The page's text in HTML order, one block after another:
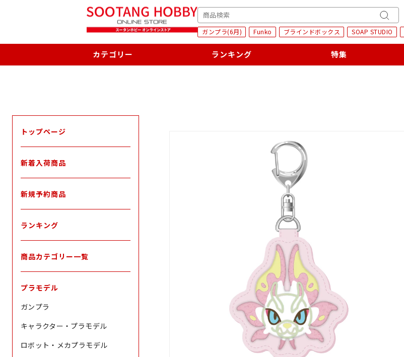
SEARCH
キ
ー
ガンプラ(6月) Funko ブラインドボックス SOAP STUDIO
カテゴリー ランキング 特集
トップページ
新着入荷商品
新規予約商品
ランキング
商品カテゴリー一覧
プラモデル
ガンプラ
キャラクター・プラモデル
ロボット・メカプラモデル